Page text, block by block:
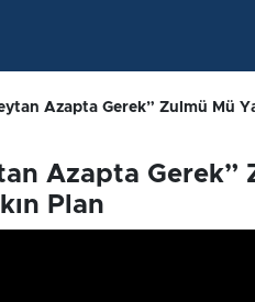
Azapta Gerek” Zulmü Mü
Azapta Gerek”
Plan